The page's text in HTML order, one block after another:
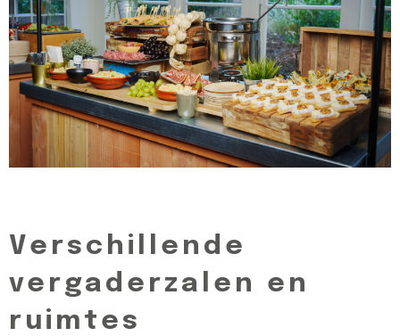
Verschillende
vergaderzalen en
ruimtes